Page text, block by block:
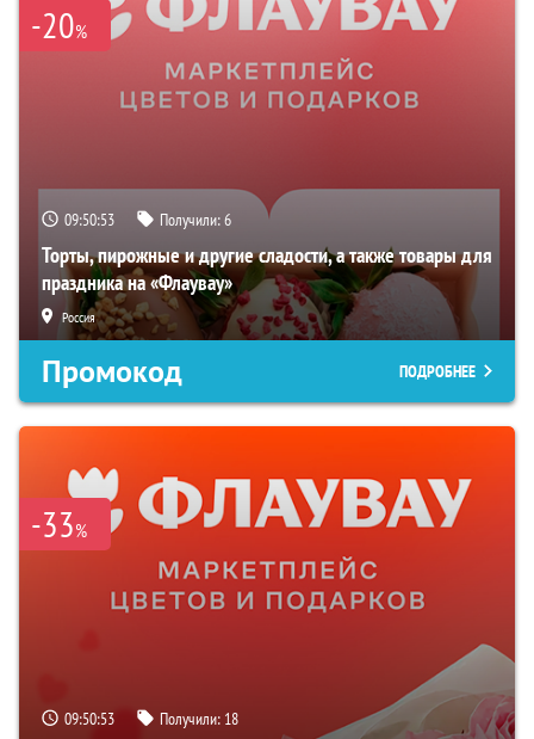
-20%
09:50:52 Получили:6
Торты, пирожные и другие сладости, а также товары для
праздника на «Флаувау»
Россия
Промокод ПОДРОБНЕЕ
-33%
09:50:52 Получили: 18